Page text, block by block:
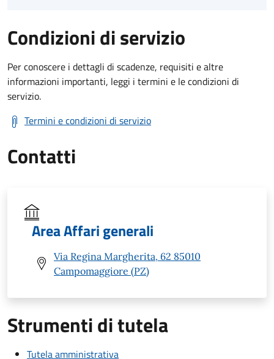
Condizioni di servizio
Per conoscere i dettagli di scadenze, requisiti e altre
informazioni importanti, leggi i termini e le condizioni di
servizio.
Termini e condizioni di servizio
Contatti
Area Affari generali
Via Regina Margherita, 62 85010
Campomaggiore (PZ)
Strumenti di tutela
Tutela amministrativa